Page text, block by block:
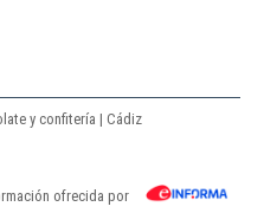
y confitería | Cádiz
ofrecida por